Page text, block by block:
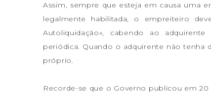
Assim, sempre que esteja em causa uma
legalmente habilitada, o empreiteiro
Autoliquidação», cabendo ao
periódica. Quando o adquirente não
próprio.
Recorde-se que o Governo publicou em